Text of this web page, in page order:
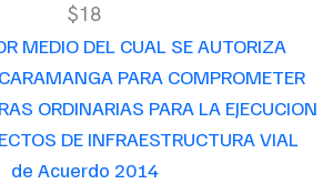
$18
de Acuerdo 2014